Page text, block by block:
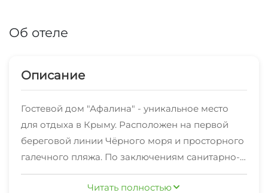
Об отеле
Описание
Гостевой дом "Афалина" - уникальное место
для отдыха в Крыму. Расположен на первой
береговой линии Чёрного моря и просторного
галечного пляжа. По заключениям санитарно-
эпидемиологической службы море в данном
районе Крыма - одно из самых чистых на всём
Читать полностью